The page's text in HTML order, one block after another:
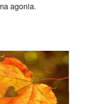
agonia.